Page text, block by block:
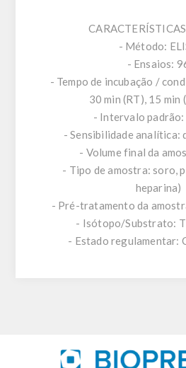
- Método:
- Ensaios:
- Tempo de incubação /
30 min (RT), 15 min
- Intervalo
- Sensibilidade analítica:
- Volume final da
- Tipo de amostra: soro,
heparina)
- Pré-tratamento da
- Isótopo/Substrato:
- Estado regulamentar: